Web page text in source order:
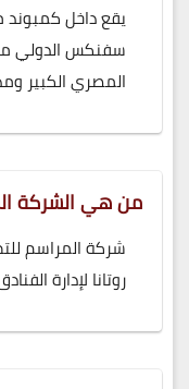
يقع داخل كمبوند
سفنكس الدولي
المصري الكبير
من هي الشركة
شركة المراسم
روتانا لإدارة